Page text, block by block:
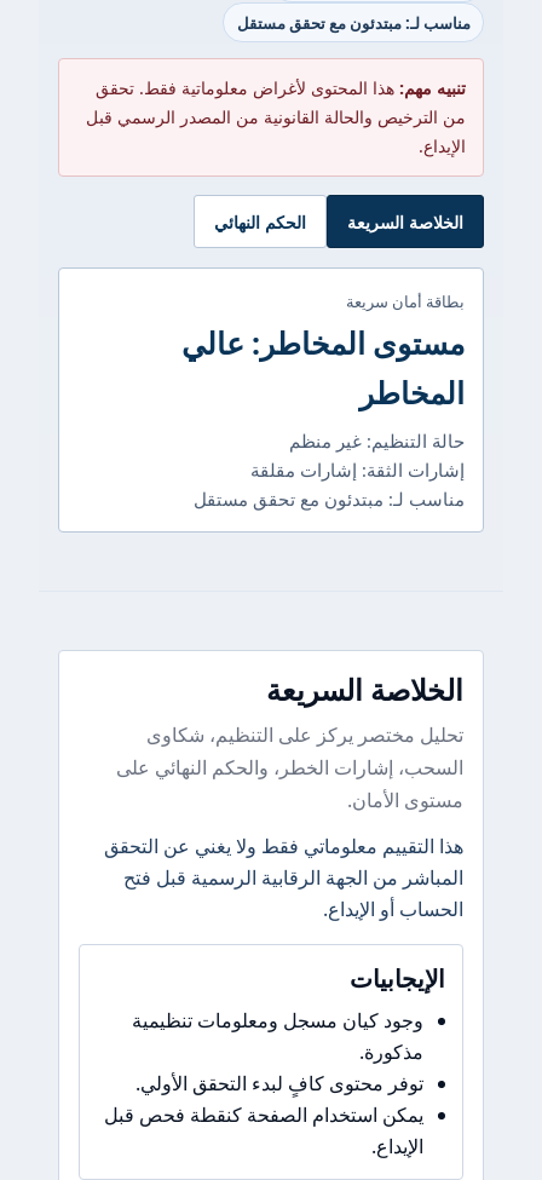
مناسب لـ: مبتدئون مع تحقق مستقل
تنبيه مهم: هذا المحتوى لأغراض معلوماتية فقط. تحقق
من الترخيص والحالة القانونية من المصدر الرسمي قبل
الإيداع.
الخلاصة السريعة الحكم النهائي
بطاقة أمان سريعة
مستوى المخاطر: عالي
المخاطر
حالة التنظيم: غير منظم
إشارات الثقة: إشارات مقلقة
مناسب لـ: مبتدئون مع تحقق مستقل
الخلاصة السريعة
تحليل مختصر يركز على التنظيم، شكاوى
السحب، إشارات الخطر، والحكم النهائي على
مستوى الأمان.
هذا التقييم معلوماتي فقط ولا يغني عن التحقق
المباشر من الجهة الرقابية الرسمية قبل فتح
الحساب أو الإيداع.
الإيجابيات
وجود كيان مسجل ومعلومات تنظيمية
مذكورة.
توفر محتوى كافٍ لبدء التحقق الأولي.
يمكن استخدام الصفحة كنقطة فحص قبل
الإيداع.